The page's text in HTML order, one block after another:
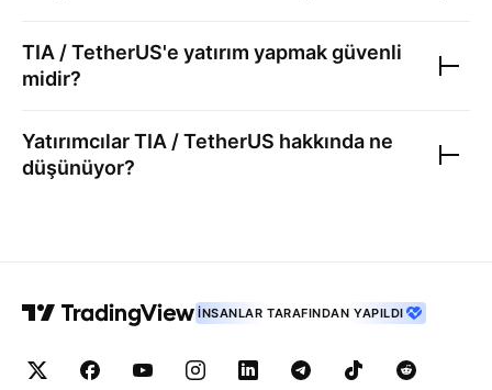
TIA / TetherUS'e yatırım yapmak güvenli
midir?
YatırımcılarTIA / TetherUS hakkında ne
düşünüyor?
İNSANLAR TARAFINDAN YAPILDI